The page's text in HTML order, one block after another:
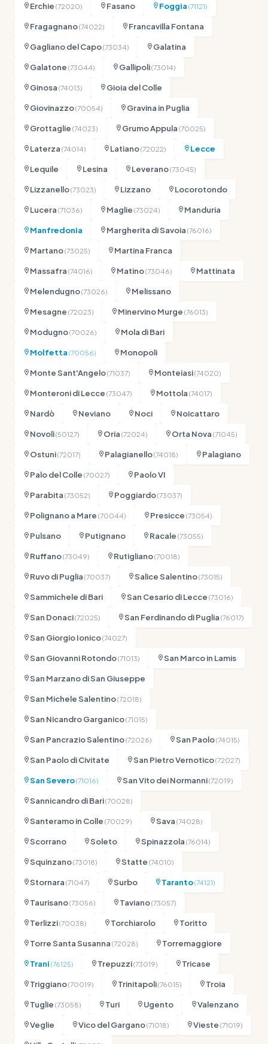
Erchie (72020) Fasano Foggia (71121)
Fragagnano(74022)
Francavilla Fontana
Gagliano del Capo(73034)
Galatina
Galatone (73044) Gallipoli(73014)
Ginosa (74013)
Gioia del Colle
Giovinazzo(70054)
Gravina in Puglia
Grottaglie (74023) Grumo Appula (70025)
Laterza (74014) Latiano(72022)
Lecce
Lequile
Lesina Leverano(73045)
Lizzanello(73023) Lizzano
Locorotondo
Lucera (71036) Maglie (73024)
Manduria
Manfredonia
Margherita di Savoia (76016)
Martano(73025)
Martina Franca
Massafra (74016) Matino(73046)
Mattinata
Melendugno(73026)
Melissano
Mesagne (72023) Minervino Murge (76013)
Modugno(70026)
Mola di Bari
Molfetta (70056)
Monopoli
Monte Sant'Angelo(71037) Monteiasi(74020)
Monteroni di Lecce (73047) Mottola (74017)
Nardò Neviano Noci
Noicattaro
Novoli(50127) Oria (72024) Orta Nova (71045)
Ostuni(72017) Palagianello(74018)
Palagiano
Palo del Colle (70027)
Paolo VI
Parabita (73052) Poggiardo(73037)
Polignano a Mare (70044) Presicce (73054)
Pulsano Putignano Racale (73055)
Ruffano(73049) Rutigliano(70018)
Ruvo di Puglia (70037) Salice Salentino(73015)
Sammichele di Bari San Cesario di Lecce (73016)
San Donaci(72025) San Ferdinando di Puglia (76017)
San Giorgio Ionico(74027)
San Giovanni Rotondo(71013)
San Marco in Lamis
San Marzano di San Giuseppe
San Michele Salentino(72018)
San Nicandro Garganico(71015)
San Pancrazio Salentino(72026) San Paolo(74015)
San Paolo di Civitate San Pietro Vernotico(72027)
San Severo(71016) San Vito dei Normanni(72019)
Sannicandro di Bari(70028)
Santeramo in Colle (70029) Sava (74028)
Scorrano Soleto Spinazzola (76014)
Squinzano(73018) Statte (74010)
Stornara (71047) Surbo Taranto(74121)
Taurisano(73056) Taviano(73057)
Terlizzi(70038) Torchiarolo
Toritto
Torre Santa Susanna (72028)
Torremaggiore
Trani (76125) Trepuzzi(73019)
Tricase
Triggiano(70019) Trinitapoli(76015)
Troia
Tuglie (73058) Turi Ugento
Valenzano
Veglie
Vico del Gargano(71018) Vieste (71019)